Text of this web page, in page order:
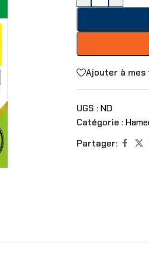
Ajouter à
UGS : ND
Catégorie :
Partager: